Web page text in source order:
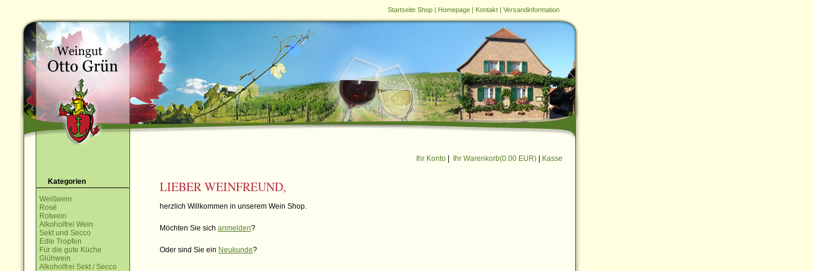
Startseite Shop | Homepage | Kontakt | Versandinformation
Ihr Konto Ihr Warenkorb(0.00 EUR) Kasse
Kategorien
Weißwein
Rosé
Rotwein
Alkoholfrei Wein
Sekt und Secco
Edle Tropfen
Für die gute Küche
Glühwein
Alkoholfrei Sekt / Secco
LIEBER WEINFREUND,
herzlich Willkommen in unserem Wein Shop.
Möchten Sie sich anmelden?
Oder sind Sie ein Neukunde?